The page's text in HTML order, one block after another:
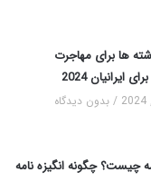
ها برای مهاجرت
ایرانیان 2024
بدون دیدگاه
چیست؟ چگونه انگیزه نامه